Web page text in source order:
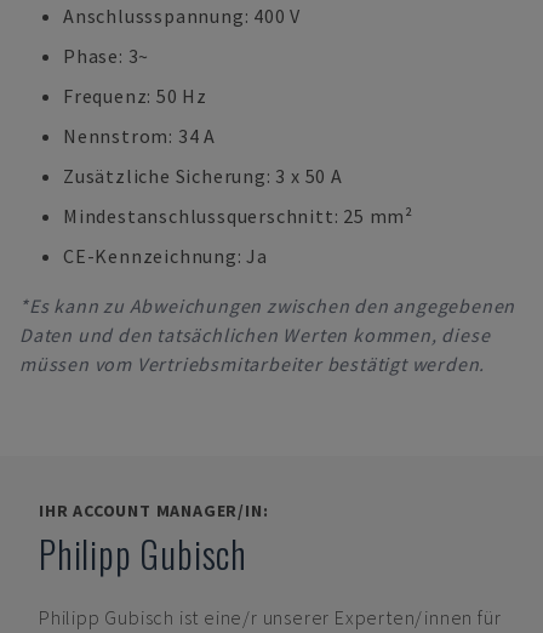
Anschlussspannung: 400 V
Phase: 3~
Frequenz: 50 Hz
Nennstrom: 34 A
Zusätzliche Sicherung: 3 x 50 A
Mindestanschlussquerschnitt: 25 mm²
CE-Kennzeichnung: Ja
*Es kann zu Abweichungen zwischen den angegebenen
Daten und den tatsächlichen Werten kommen, diese
müssen vom Vertriebsmitarbeiter bestätigt werden.
IHR ACCOUNT MANAGER/IN:
Philipp Gubisch
Philipp Gubisch ist eine/r unserer Experten/innen für